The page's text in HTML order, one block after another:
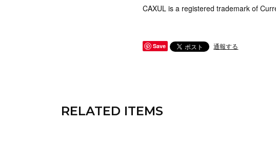
CAXUL is a registered trademark of
Save 通報する
RELATED ITEMS